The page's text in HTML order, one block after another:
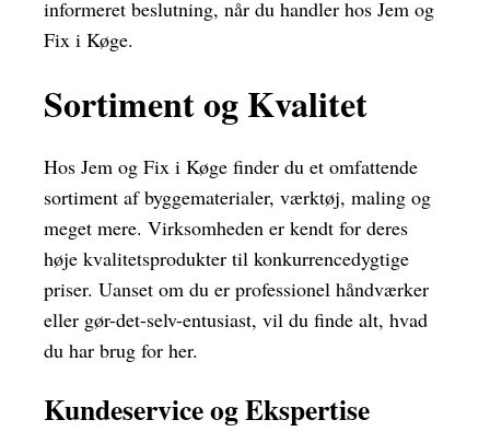
informeret beslutning, når du handler hos Jem og
Fix i Køge.
Sortiment og Kvalitet
Hos Jem og Fix i Køge finder du et omfattende
sortiment af byggematerialer, værktøj, maling og
meget mere. Virksomheden er kendt for deres
høje kvalitetsprodukter til konkurrencedygtige
priser. Uanset om du er professionel håndværker
eller gør-det-selv-entusiast, vil du finde alt, hvad
du har brug for her.
Kundeservice og Ekspertise